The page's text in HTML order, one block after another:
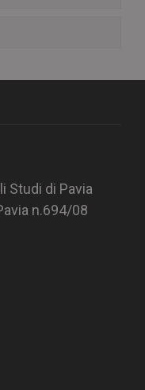
Studi di Pavia
n.694/08